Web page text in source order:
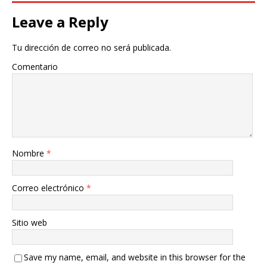
Leave a Reply
Tu dirección de correo no será publicada.
Comentario
Nombre *
Correo electrónico *
Sitio web
Save my name, email, and website in this browser for the